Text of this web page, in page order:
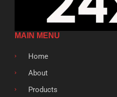
MAIN MENU
Home
About
Products